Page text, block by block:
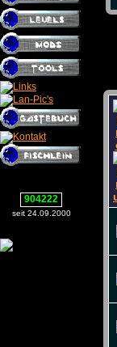
904222
seit 24.09.2000